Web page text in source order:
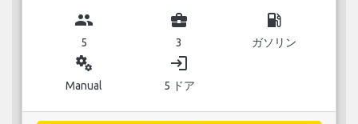
group
5
business_center
3
local_gas_station
ガソリン
miscellaneous_services
Manual
login
5 ドア